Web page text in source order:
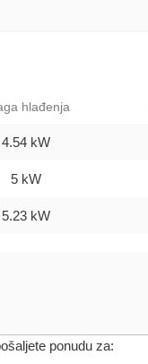
hlađenja
4.54 kW
5 kW
5.23 kW